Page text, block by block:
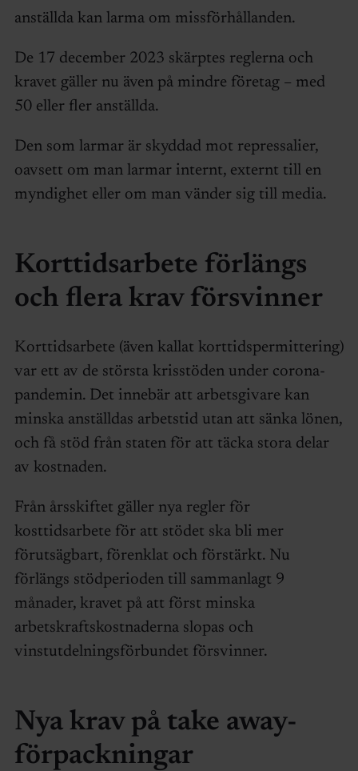
anställda kan larma om missförhållanden.
De 17 december 2023 skärptes reglerna och
kravet gäller nu även på mindre företag – med
50 eller fler anställda.
Den som larmar är skyddad mot repressalier,
oavsett om man larmar internt, externt till en
myndighet eller om man vänder sig till media.
Korttidsarbete förlängs
och flera krav försvinner
Korttidsarbete (även kallat korttidspermittering)
var ett av de största krisstöden under corona-
pandemin. Det innebär att arbetsgivare kan
minska anställdas arbetstid utan att sänka lönen,
och få stöd från staten för att täcka stora delar
av kostnaden.
Från årsskiftet gäller nya regler för
kosttidsarbete för att stödet ska bli mer
förutsägbart, förenklat och förstärkt. Nu
förlängs stödperioden till sammanlagt 9
månader, kravet på att först minska
arbetskraftskostnaderna slopas och
vinstutdelningsförbundet försvinner.
Nya krav på take away-
förpackningar